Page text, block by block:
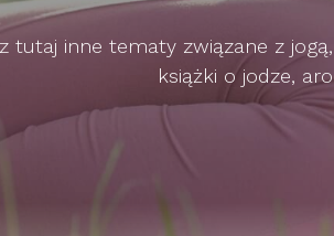
tutaj inne tematy związane z
książki o jodze,